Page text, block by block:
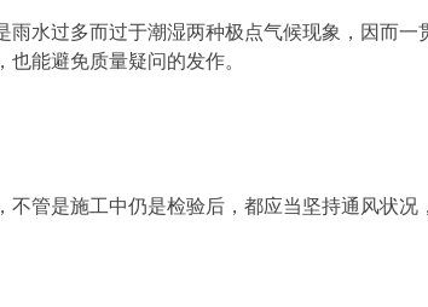
水过多而过于潮湿两种极点气候现象，因而一
能避免质量疑问的发作。
管是施工中仍是检验后，都应当坚持通风状